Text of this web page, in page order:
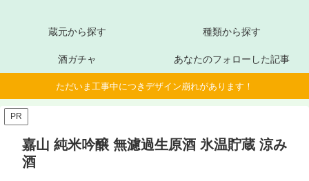
蔵元から探す 種類から探す
酒ガチャ あなたのフォローした記事
ただいま工事中につきデザイン崩れがあります！
PR
嘉山 純米吟醸 無濾過生原酒 氷温貯蔵 涼み
酒